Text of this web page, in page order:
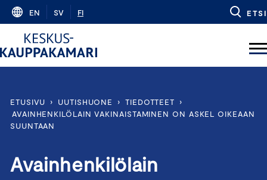
Skip
content
EN SV FI ETSI
ETUSIVU › UUTISHUONE › TIEDOTTEET
›
AVAINHENKILÖLAIN VAKINAISTAMINEN ON ASKEL OIKEAAN
SUUNTAAN
Avainhenkilölain